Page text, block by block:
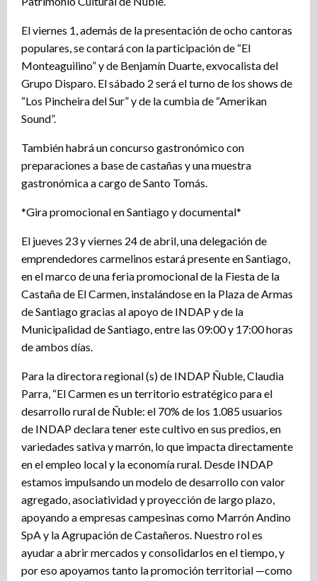
El viernes 1, además de la presentación de ocho cantoras
populares, se contará con la participación de “El
Monteaguilino” y de Benjamín Duarte, exvocalista del
Grupo Disparo. El sábado 2 será el turno de los shows de
“Los Pincheira del Sur” y de la cumbia de “Amerikan
Sound”.
También habrá un concurso gastronómico con
preparaciones a base de castañas y una muestra
gastronómica a cargo de Santo Tomás.
*Gira promocional en Santiago y documental*
El jueves 23 y viernes 24 de abril, una delegación de
emprendedores carmelinos estará presente en Santiago,
en el marco de una feria promocional de la Fiesta de la
Castaña de El Carmen, instalándose en la Plaza de Armas
de Santiago gracias al apoyo de INDAP y de la
Municipalidad de Santiago, entre las 09:00 y 17:00 horas
de ambos días.
Para la directora regional (s) de INDAP Ñuble, Claudia
Parra, “El Carmen es un territorio estratégico para el
desarrollo rural de Ñuble: el 70% de los 1.085 usuarios
de INDAP declara tener este cultivo en sus predios, en
variedades sativa y marrón, lo que impacta directamente
en el empleo local y la economía rural. Desde INDAP
estamos impulsando un modelo de desarrollo con valor
agregado, asociatividad y proyección de largo plazo,
apoyando a empresas campesinas como Marrón Andino
SpA y la Agrupación de Castañeros. Nuestro rol es
ayudar a abrir mercados y consolidarlos en el tiempo, y
por eso apoyamos tanto la promoción territorial —como